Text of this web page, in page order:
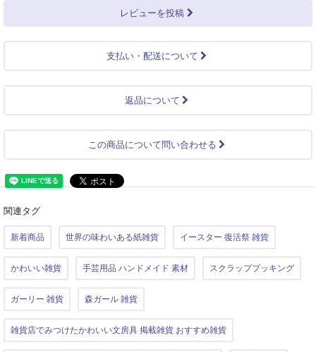
レビューを投稿
支払い・配送について
返品について
この商品について問い合わせる
関連タグ
新着商品 世界の味わいある紙雑貨 イースター 復活祭 雑貨
かわいい雑貨 手芸用品 ハンドメイド 素材 スクラップブッキング
ガーリー 雑貨 森ガール 雑貨
雑貨店でみつけたかわいい文房具 掲載雑貨 おすすめ雑貨